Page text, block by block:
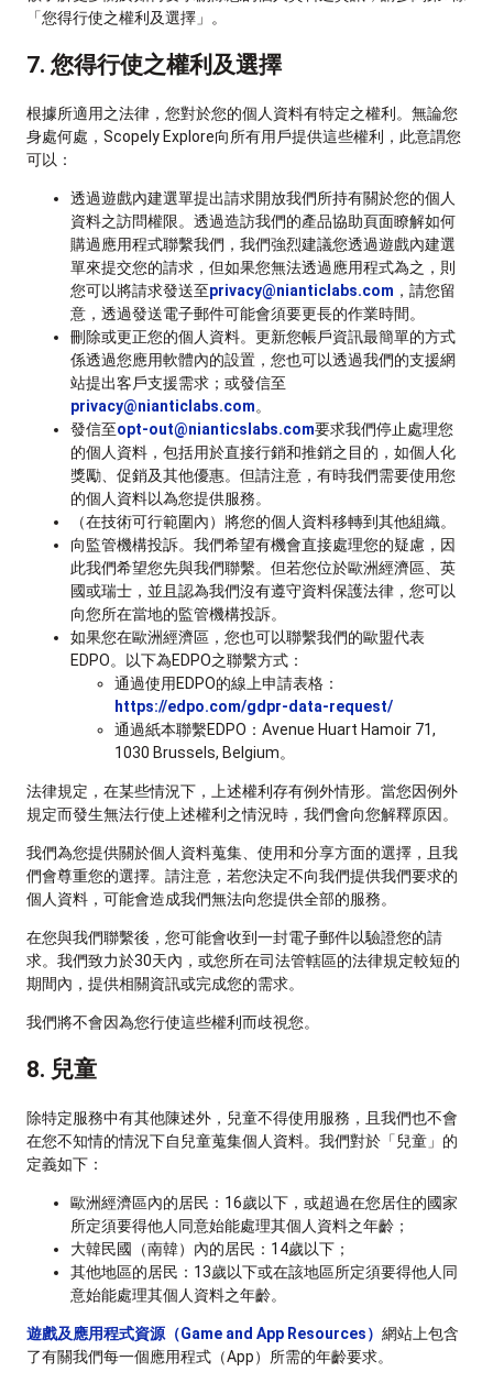
「您得行使之權利及選擇」。
7. 您得行使之權利及選擇
根據所適用之法律，您對於您的個人資料有特定之權利。無論您
身處何處，Scopely Explore向所有用戶提供這些權利，此意謂您
可以：
透過遊戲內建選單提出請求開放我們所持有關於您的個人
資料之訪問權限。透過造訪我們的產品協助頁面瞭解如何
購過應用程式聯繫我們，我們強烈建議您透過遊戲內建選
單來提交您的請求，但如果您無法透過應用程式為之，則
您可以將請求發送至privacy@nianticlabs.com ，請您留
意，透過發送電子郵件可能會須要更長的作業時間。
刪除或更正您的個人資料。更新您帳戶資訊最簡單的方式
係透過您應用軟體內的設置，您也可以透過我們的支援網
站提出客戶支援需求；或發信至
privacy@nianticlabs.com。
發信至opt-out@nianticslabs.com要求我們停止處理您
的個人資料，包括用於直接行銷和推銷之目的，如個人化
獎勵、促銷及其他優惠。但請注意，有時我們需要使用您
的個人資料以為您提供服務。
（在技術可行範圍內）將您的個人資料移轉到其他組織。
向監管機構投訴。我們希望有機會直接處理您的疑慮，因
此我們希望您先與我們聯繫。但若您位於歐洲經濟區、英
國或瑞士，並且認為我們沒有遵守資料保護法律，您可以
向您所在當地的監管機構投訴。
如果您在歐洲經濟區，您也可以聯繫我們的歐盟代表
EDPO。以下為EDPO之聯繫方式：
通過使用EDPO的線上申請表格：
https://edpo.com/gdpr-data-request/
通過紙本聯繫EDPO：Avenue Huart Hamoir 71,
1030 Brussels, Belgium。
法律規定，在某些情況下，上述權利存有例外情形。當您因例外
規定而發生無法行使上述權利之情況時，我們會向您解釋原因。
我們為您提供關於個人資料蒐集、使用和分享方面的選擇，且我
們會尊重您的選擇。請注意，若您決定不向我們提供我們要求的
個人資料，可能會造成我們無法向您提供全部的服務。
在您與我們聯繫後，您可能會收到一封電子郵件以驗證您的請
求。我們致力於30天內，或您所在司法管轄區的法律規定較短的
期間內，提供相關資訊或完成您的需求。
我們將不會因為您行使這些權利而歧視您。
8. 兒童
除特定服務中有其他陳述外，兒童不得使用服務，且我們也不會
在您不知情的情況下自兒童蒐集個人資料。我們對於「兒童」的
定義如下：
歐洲經濟區內的居民：16歲以下，或超過在您居住的國家
所定須要得他人同意始能處理其個人資料之年齡；
大韓民國（南韓）內的居民：14歲以下；
其他地區的居民：13歲以下或在該地區所定須要得他人同
意始能處理其個人資料之年齡。
遊戲及應用程式資源（Game and App Resources） 網站上包含
了有關我們每一個應用程式（App）所需的年齡要求。